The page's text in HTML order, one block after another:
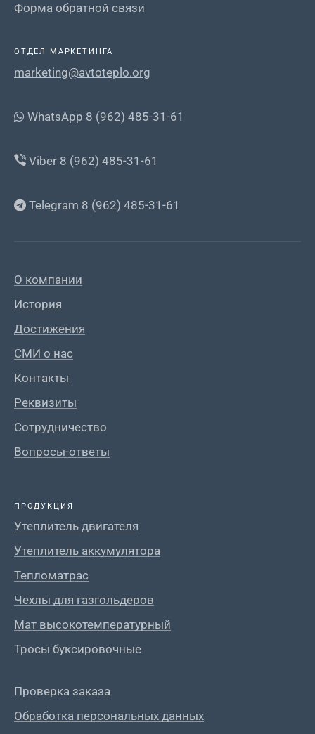
Форма обратной связи
ОТДЕЛ МАРКЕТИНГА
marketing@avtoteplo.org
WhatsApp 8 (962) 485-31-61
Viber 8 (962) 485-31-61
Telegram 8 (962) 485-31-61
О компании
История
Достижения
СМИ о нас
Контакты
Реквизиты
Сотрудничество
Вопросы-ответы
ПРОДУКЦИЯ
Утеплитель двигателя
Утеплитель аккумулятора
Тепломатрас
Чехлы для газгольдеров
Мат высокотемпературный
Тросы буксировочные
Проверка заказа
Обработка персональных данных